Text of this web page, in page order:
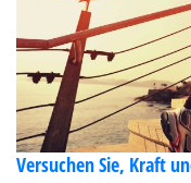
Versuchen Sie, Kraft